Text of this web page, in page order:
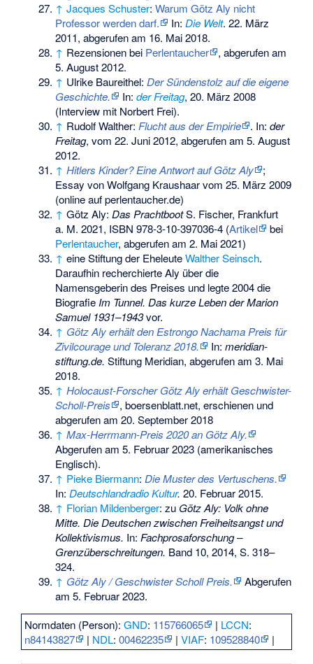
↑ Jacques Schuster:Warum Götz Aly nicht
Professor werden darf.
In:Die Welt. 22. März
2011, abgerufen am 16. Mai 2018.
↑ Rezensionen bei Perlentaucher
, abgerufen am
5. August 2012.
↑ Ulrike Baureithel: Der Sündenstolz auf die eigene
Geschichte.
In:der Freitag, 20. März 2008
(Interview mit Norbert Frei).
↑ Rudolf Walther: Flucht aus der Empirie . In:der
Freitag, vom 22. Juni 2012, abgerufen am 5. August
2012.
↑ Hitlers Kinder? Eine Antwort auf Götz Aly
;
Essay von Wolfgang Kraushaar vom 25. März 2009
(online auf perlentaucher.de)
↑ Götz Aly:Das PrachtbootS. Fischer, Frankfurt
a. M. 2021, ISBN 978-3-10-397036-4 (Artikel
bei
Perlentaucher, abgerufen am 2. Mai 2021)
↑ eine Stiftung der EheleuteWalther Seinsch.
Daraufhin recherchierte Aly über die
Namensgeberin des Preises und legte 2004 die
Biografie Im Tunnel. Das kurze Leben der Marion
Samuel 1931–1943vor.
↑ Götz Aly erhält den Estrongo Nachama Preis für
Zivilcourage und Toleranz 2018.
In:meridian-
stiftung.de. Stiftung Meridian, abgerufen am 3. Mai
2018.
↑ Holocaust-Forscher Götz Aly erhält Geschwister-
Scholl-Preis
, boersenblatt.net, erschienen und
abgerufen am 20. September 2018
↑ Max-Herrmann-Preis 2020 an Götz Aly.
Abgerufen am 5. Februar 2023 (amerikanisches
Englisch).
↑ Pieke Biermann: Die Muster des Vertuschens.
In:Deutschlandradio Kultur. 20. Februar 2015.
↑ Florian Mildenberger: zu Götz Aly: Volk ohne
Mitte. Die Deutschen zwischen Freiheitsangst und
Kollektivismus. In: Fachprosaforschung –
Grenzüberschreitungen. Band 10, 2014, S. 318–
324.
↑ Götz Aly / Geschwister Scholl Preis.
Abgerufen
am 5. Februar 2023.
Normdaten (Person):GND: 115766065 | LCCN:
n84143827
| NDL:00462235 |VIAF: 109528840 |